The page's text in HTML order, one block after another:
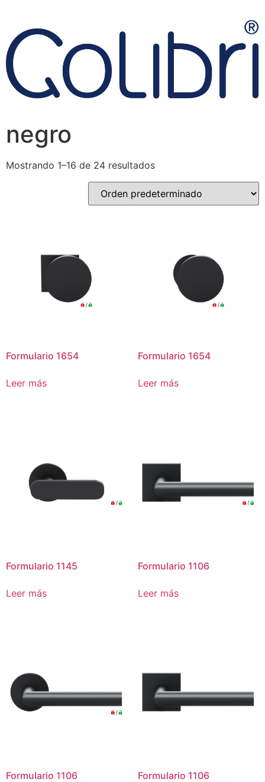
negro
Mostrando 1–16 de 24 resultados
Formulario 1654
Leer más
Formulario 1654
Leer más
Formulario 1145
Leer más
Formulario 1106
Leer más
Formulario 1106 Formulario 1106